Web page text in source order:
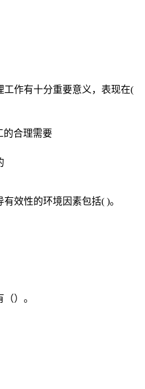
工作有十分重要意义，表现在(
的合理需要
效性的环境因素包括( )。
）。